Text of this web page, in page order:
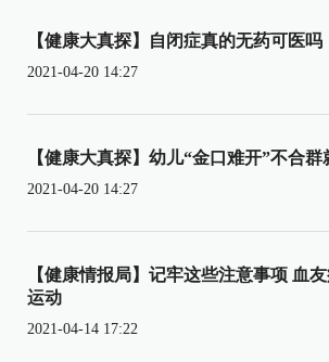
【健康大真探】自闭症真的无药可医吗
2021-04-20 14:27
【健康大真探】幼儿“金口难开”不合
2021-04-20 14:27
【健康情报局】记牢这些注意事项 血
运动
2021-04-14 17:22